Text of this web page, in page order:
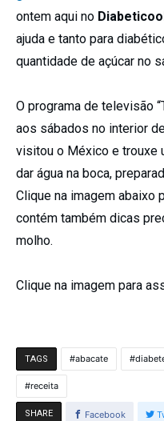
ontem aqui no
ajuda e tanto para
quantidade de açúcar no
O programa de televisão
aos sábados no interior
visitou o México e trouxe
dar água na boca,
Clique na imagem abaixo
contém também dicas
molho.
Clique na imagem para
TAGS abacate
receita
SHARE Facebook